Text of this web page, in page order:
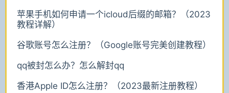
苹果手机如何申请一个icloud后缀的邮箱？（2023
教程详解）
谷歌账号怎么注册？（Google账号完美创建教程）
qq被封怎么办？怎么解封qq
香港Apple ID怎么注册？（2023最新注册教程）